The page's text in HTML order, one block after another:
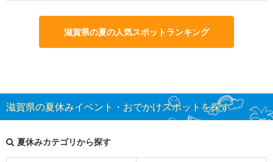
滋賀県の夏の人気スポットランキング
滋賀県の夏休みイベント・おでかけスポットを探す
夏休みカテゴリから探す